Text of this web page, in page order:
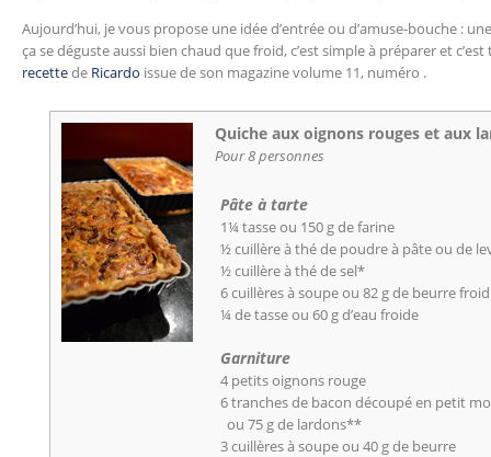
Aujourd’hui, je vous propose une idée d’entrée ou d’amuse-bouche :
ça se déguste aussi bien chaud que froid, c’est simple à préparer et
recettede Ricardo issue de son magazine volume 11, numéro .
Quiche aux oignons rouges et aux
Pour 8 personnes
Pâte à tarte
1¼ tasse ou 150 g de farine
½ cuillère à thé de poudre à pâte ou de
½ cuillère à thé de sel*
6 cuillères à soupe ou 82 g de beurre
¼ de tasse ou 60 g d’eau froide
Garniture
4 petits oignons rouge
6 tranches de bacon découpé en petit
ou 75 g de lardons**
3 cuillères à soupe ou 40 g de beurre